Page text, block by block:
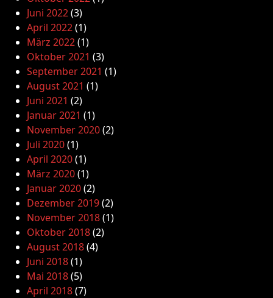
Juni 2022(3)
April 2022(1)
März 2022(1)
Oktober 2021 (3)
September 2021 (1)
August 2021 (1)
Juni 2021 (2)
Januar 2021 (1)
November 2020(2)
Juli 2020(1)
April 2020(1)
März 2020(1)
Januar 2020(2)
Dezember 2019(2)
November 2018(1)
Oktober 2018(2)
August 2018(4)
Juni 2018(1)
Mai 2018(5)
April 2018(7)